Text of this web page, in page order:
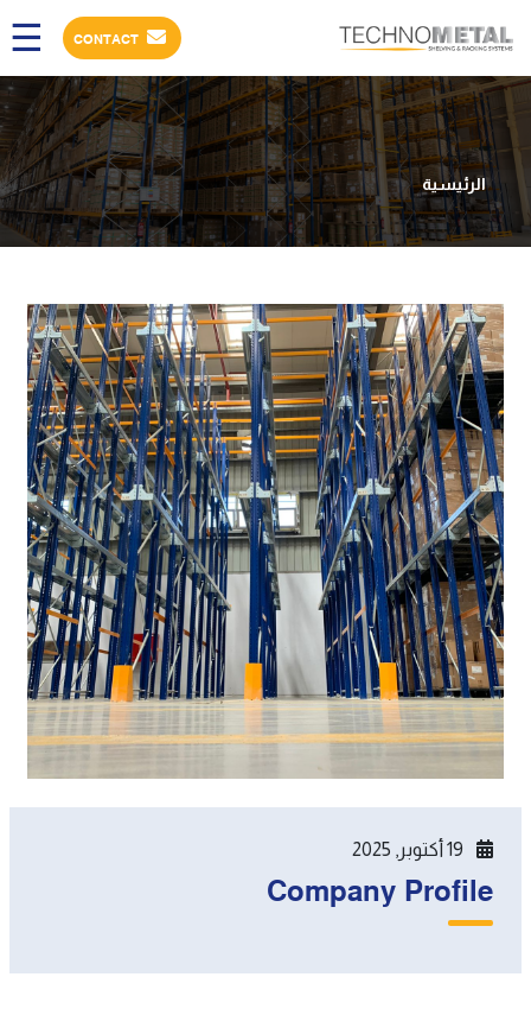
×
عن
الشركه
المنتجات
عملائنا
كتالوجات
مقالات
حول
العالم
EN
☰
الرئيسية
19 أكتوبر, 2025
Company Profile